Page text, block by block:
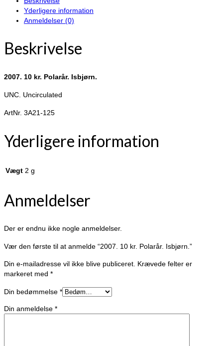
Yderligere information
Anmeldelser (0)
Beskrivelse
2007. 10 kr. Polarår. Isbjørn.
UNC. Uncirculated
ArtNr. 3A21-125
Yderligere information
Vægt 2 g
Anmeldelser
Der er endnu ikke nogle anmeldelser.
Vær den første til at anmelde “2007. 10 kr. Polarår. Isbjørn.”
Din e-mailadresse vil ikke blive publiceret. Krævede felter er
markeret med *
Din bedømmelse *
Din anmeldelse *